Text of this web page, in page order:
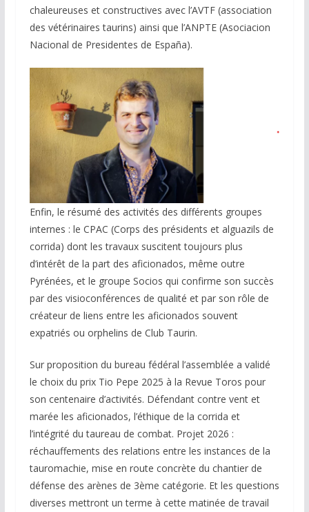
chaleureuses et constructives avec l’AVTF (association
des vétérinaires taurins) ainsi que l’ANPTE (Asociacion
Nacional de Presidentes de España).
Enfin, le résumé des activités des différents groupes
internes : le CPAC (Corps des présidents et alguazils de
corrida) dont les travaux suscitent toujours plus
d’intérêt de la part des aficionados, même outre
Pyrénées, et le groupe Socios qui confirme son succès
par des visioconférences de qualité et par son rôle de
créateur de liens entre les aficionados souvent
expatriés ou orphelins de Club Taurin.
Sur proposition du bureau fédéral l’assemblée a validé
le choix du prix Tio Pepe 2025 à la Revue Toros pour
son centenaire d’activités. Défendant contre vent et
marée les aficionados, l’éthique de la corrida et
l’intégrité du taureau de combat. Projet 2026 :
réchauffements des relations entre les instances de la
tauromachie, mise en route concrète du chantier de
défense des arènes de 3ème catégorie. Et les questions
diverses mettront un terme à cette matinée de travail